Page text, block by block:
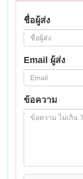
ชื่อผู้ส่ง
Email ผู้ส่ง
ข้อความ